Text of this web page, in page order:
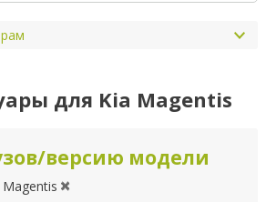
для Kia Magentis
версию модели
Magentis